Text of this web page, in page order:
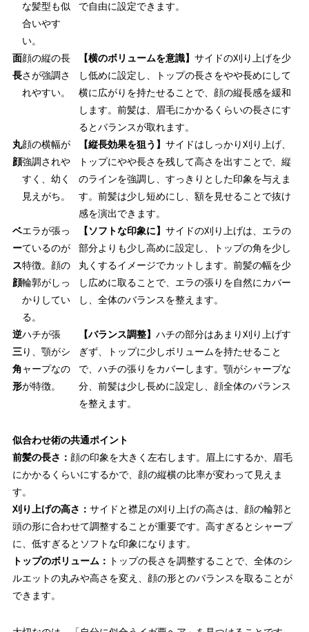
な髪型も似
合いやす
い。
で自由に設定できます。
面
長
顔の縦の長
さが強調さ
れやすい。
【横のボリュームを意識】 サイドの刈り上げを少
し低めに設定し、トップの長さをやや長めにして
横に広がりを持たせることで、顔の縦長感を緩和
します。前髪は、眉毛にかかるくらいの長さにす
るとバランスが取れます。
丸
顔
顔の横幅が
強調されや
すく、幼く
見えがち。
【縦長効果を狙う】 サイドはしっかり刈り上げ、
トップにやや長さを残して高さを出すことで、縦
のラインを強調し、すっきりとした印象を与えま
す。前髪は少し短めにし、額を見せることで抜け
感を演出できます。
ベ
ー
ス
顔
エラが張っ
ているのが
特徴。顔の
輪郭がしっ
かりしてい
る。
【ソフトな印象に】 サイドの刈り上げは、エラの
部分よりも少し高めに設定し、トップの角を少し
丸くするイメージでカットします。前髪の幅を少
し広めに取ることで、エラの張りを自然にカバー
し、全体のバランスを整えます。
逆
三
角
形
ハチが張
り、顎がシ
ャープなの
が特徴。
【バランス調整】 ハチの部分はあまり刈り上げす
ぎず、トップに少しボリュームを持たせること
で、ハチの張りをカバーします。顎がシャープな
分、前髪は少し長めに設定し、顔全体のバランス
を整えます。
似合わせ術の共通ポイント
前髪の長さ： 顔の印象を大きく左右します。眉上にするか、眉毛
にかかるくらいにするかで、顔の縦横の比率が変わって見えま
す。
刈り上げの高さ： サイドと襟足の刈り上げの高さは、顔の輪郭と
頭の形に合わせて調整することが重要です。高すぎるとシャープ
に、低すぎるとソフトな印象になります。
トップのボリューム：
トップの長さを調整することで、全体のシ
ルエットの丸みや高さを変え、顔の形とのバランスを取ることが
できます。